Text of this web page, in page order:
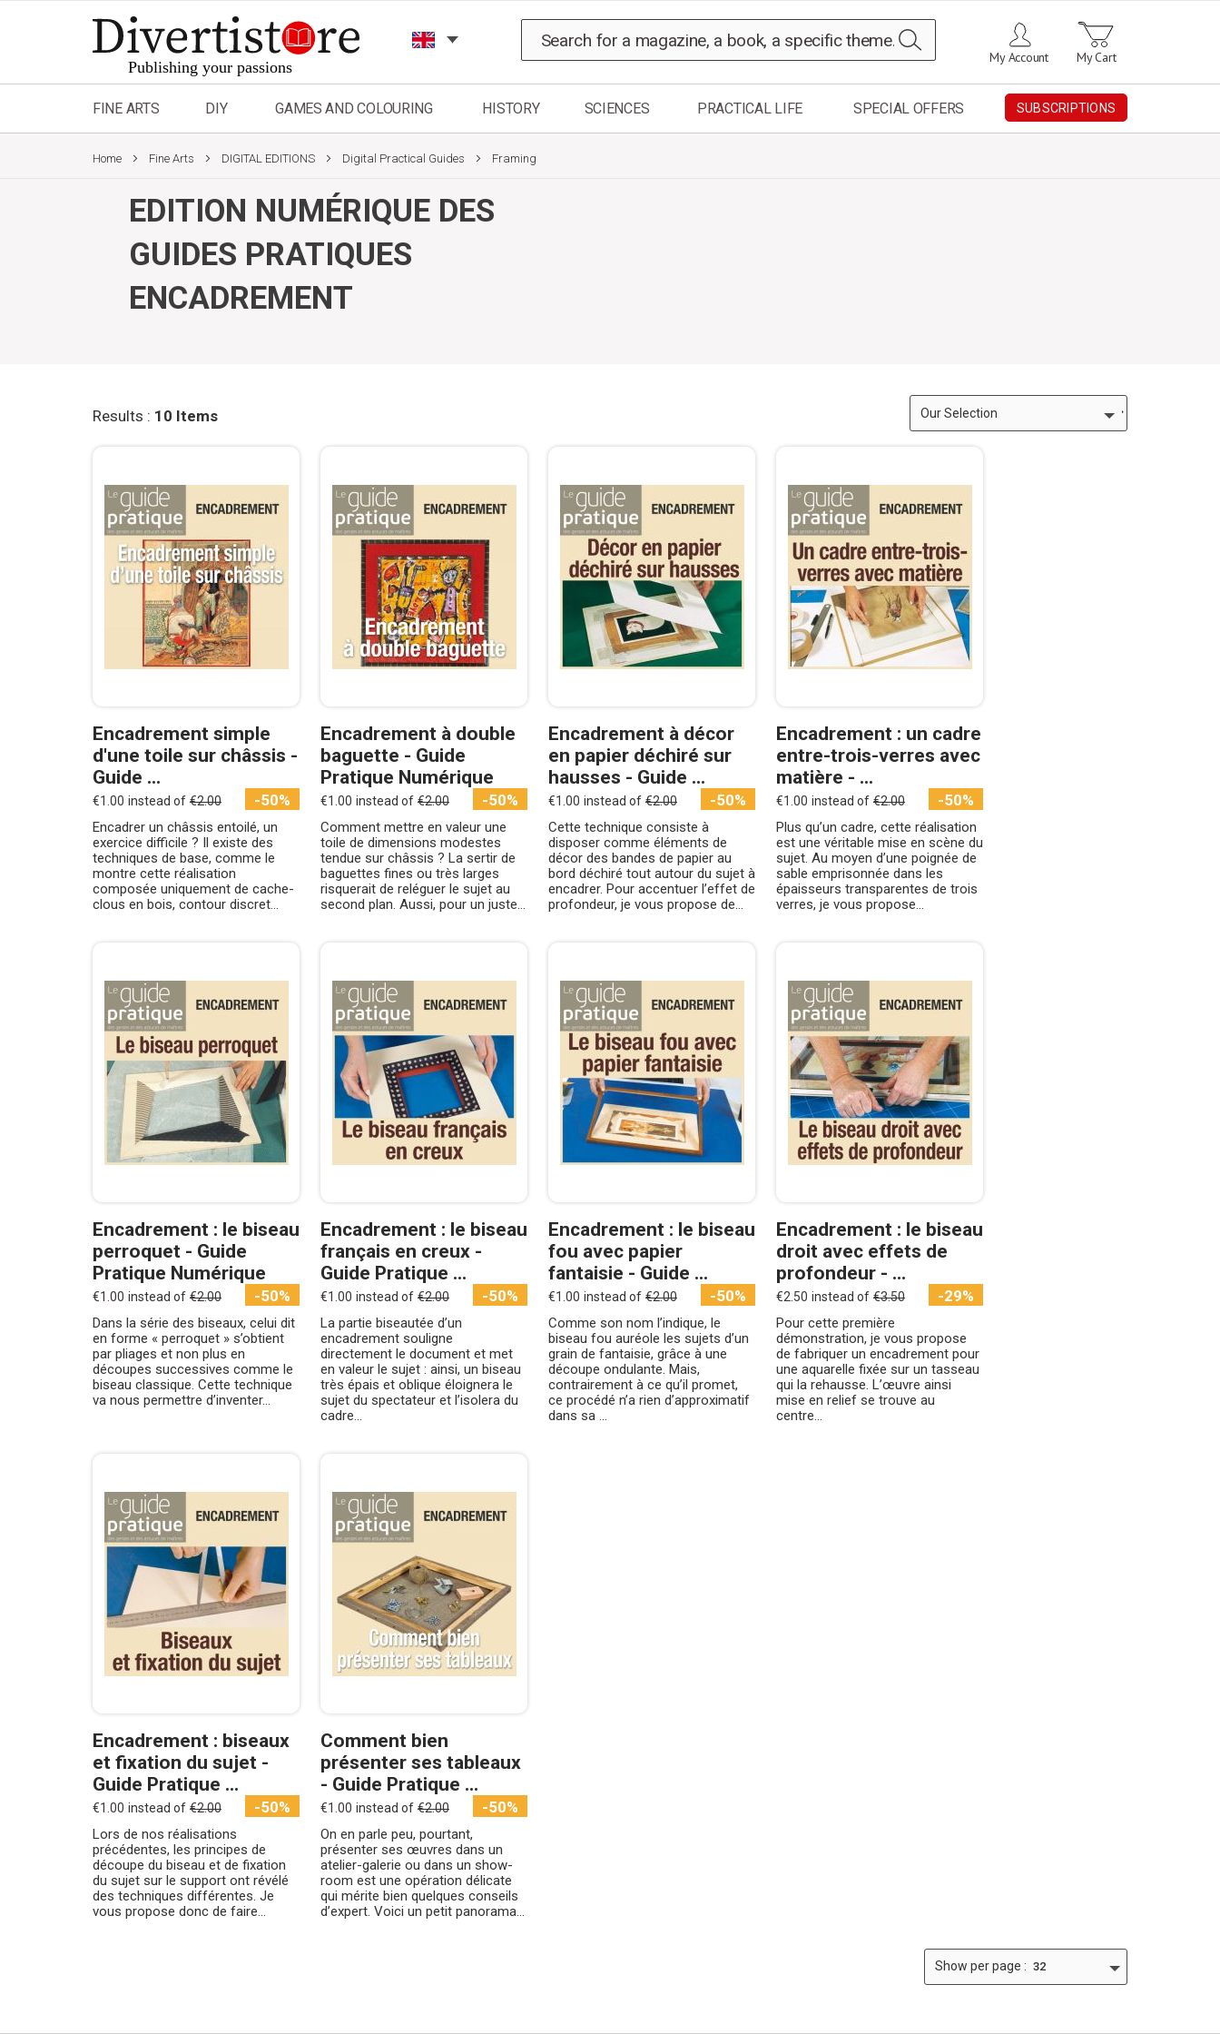
to
Content
My Cart
My Account
FINE ARTS DIY GAMES AND COLOURING HISTORY SCIENCES PRACTICAL LIFE SPECIAL OFFERS SUBSCRIPTIONS
Home Fine Arts DIGITAL EDITIONS Digital Practical Guides Framing
EDITION NUMÉRIQUE DES
GUIDES PRATIQUES
ENCADREMENT
Results : 10 Items
Encadrement simple
d'une toile sur châssis -
Guide ...
€1.00 instead of €2.00 -50%
Encadrer un châssis entoilé, un
exercice difficile ? Il existe des
techniques de base, comme le
montre cette réalisation
composée uniquement de cache-
clous en bois, contour discret...
Encadrement à double
baguette - Guide
Pratique Numérique
€1.00 instead of €2.00 -50%
Comment mettre en valeur une
toile de dimensions modestes
tendue sur châssis ? La sertir de
baguettes fines ou très larges
risquerait de reléguer le sujet au
second plan. Aussi, pour un juste...
Encadrement à décor
en papier déchiré sur
hausses - Guide ...
€1.00 instead of €2.00 -50%
Cette technique consiste à
disposer comme éléments de
décor des bandes de papier au
bord déchiré tout autour du sujet à
encadrer. Pour accentuer l’effet de
profondeur, je vous propose de...
Encadrement : un cadre
entre-trois-verres avec
matière - ...
€1.00 instead of €2.00 -50%
Plus qu’un cadre, cette réalisation
est une véritable mise en scène du
sujet. Au moyen d’une poignée de
sable emprisonnée dans les
épaisseurs transparentes de trois
verres, je vous propose...
Encadrement : le biseau
perroquet - Guide
Pratique Numérique
€1.00 instead of €2.00 -50%
Dans la série des biseaux, celui dit
en forme « perroquet » s’obtient
par pliages et non plus en
découpes successives comme le
biseau classique. Cette technique
va nous permettre d’inventer...
Encadrement : le biseau
français en creux -
Guide Pratique ...
€1.00 instead of €2.00 -50%
La partie biseautée d’un
encadrement souligne
directement le document et met
en valeur le sujet : ainsi, un biseau
très épais et oblique éloignera le
sujet du spectateur et l’isolera du
cadre...
Encadrement : le biseau
fou avec papier
fantaisie - Guide ...
€1.00 instead of €2.00 -50%
Comme son nom l’indique, le
biseau fou auréole les sujets d’un
grain de fantaisie, grâce à une
découpe ondulante. Mais,
contrairement à ce qu’il promet,
ce procédé n’a rien d’approximatif
dans sa ...
Encadrement : le biseau
droit avec effets de
profondeur - ...
€2.50 instead of €3.50 -29%
Pour cette première
démonstration, je vous propose
de fabriquer un encadrement pour
une aquarelle fixée sur un tasseau
qui la rehausse. L’œuvre ainsi
mise en relief se trouve au
centre...
Encadrement : biseaux
et fixation du sujet -
Guide Pratique ...
€1.00 instead of €2.00 -50%
Lors de nos réalisations
précédentes, les principes de
découpe du biseau et de fixation
du sujet sur le support ont révélé
des techniques différentes. Je
vous propose donc de faire...
Comment bien
présenter ses tableaux
- Guide Pratique ...
€1.00 instead of €2.00 -50%
On en parle peu, pourtant,
présenter ses œuvres dans un
atelier-galerie ou dans un show-
room est une opération délicate
qui mérite bien quelques conseils
d’expert. Voici un petit panorama...
Show per page :